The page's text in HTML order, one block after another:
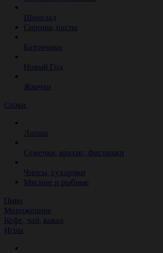
Шоколад
Сиропы, пасты
Батончики
Новый Год
Жвачки
Снэки
Лапша
Семечки, арахис, фисташки
Чипсы, сухарики
Мясные и рыбные
Пиво
Мороженное
Кофе, чай, какао
Игры